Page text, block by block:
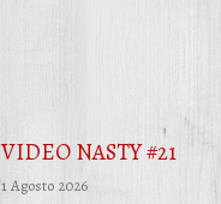
VIDEO NASTY #21
1 Agosto 2026